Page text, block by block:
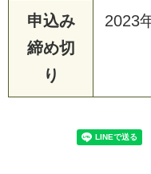
申込み
締め切
り
2023